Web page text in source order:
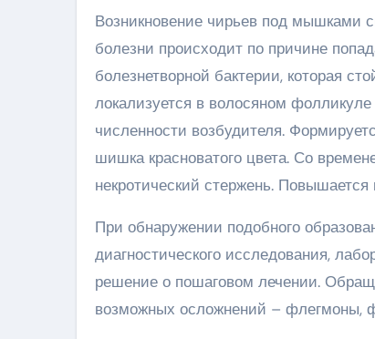
Возникновение чирьев под мышками
болезни происходит по причине
болезнетворной бактерии, которая
локализуется в волосяном
численности возбудителя.
шишка красноватого цвета. Со
некротический стержень. Повышается
При обнаружении подобного
диагностического исследования,
решение о пошаговом лечении.
возможных осложнений – флегмоны,